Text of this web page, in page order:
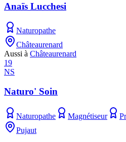
Anaïs Lucchesi
Naturopathe
Châteaurenard
Aussi à Châteaurenard
19
NS
Naturo' Soin
Naturopathe Magnétiseur
Pujaut